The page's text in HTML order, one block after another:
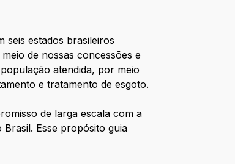
seis estados brasileiros
de nossas concessões e
atendida, por meio
e tratamento de esgoto.
de larga escala com a
Esse propósito guia